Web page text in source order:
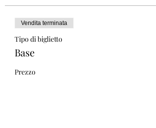
Vendita terminata
Tipo di biglietto
Base
Prezzo